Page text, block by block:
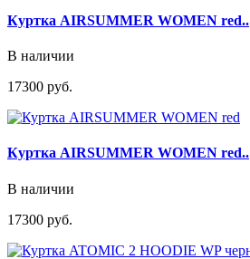
Куртка AIRSUMMER WOMEN red..
В наличии
17300 руб.
Куртка AIRSUMMER WOMEN red..
В наличии
17300 руб.